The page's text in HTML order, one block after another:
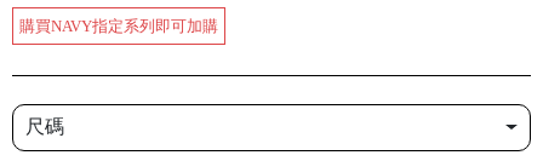
購買NAVY指定系列即可加購
尺碼